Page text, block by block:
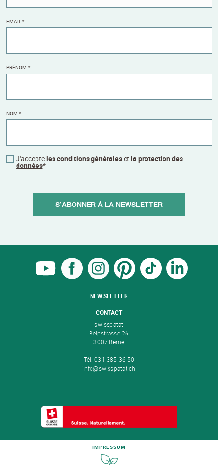
EMAIL*
PRÉNOM *
NOM *
J'accepteles conditions généraleset la protection des
données*
S’ABONNER À LA NEWSLETTER
NEWSLETTER
CONTACT
swisspatat
Belpstrasse 26
3007 Berne
Tél. 031 385 36 50
info@swisspatat.ch
IMPRESSUM